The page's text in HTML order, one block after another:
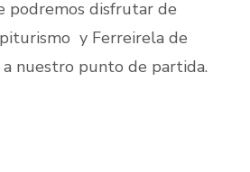
podremos disfrutar de
y Ferreirela de
nuestro punto de partida.